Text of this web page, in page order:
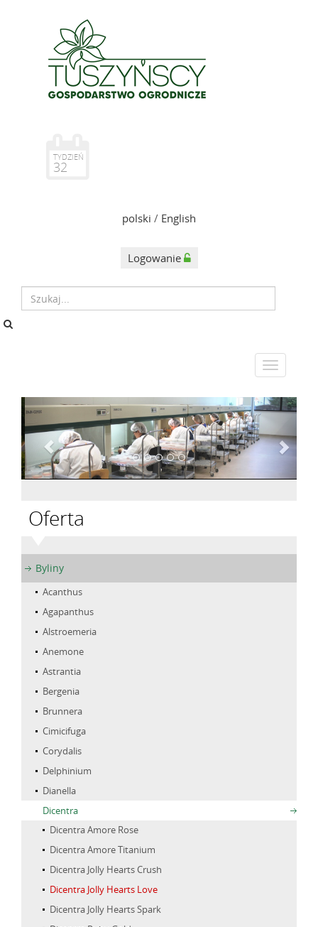
TYDZIEŃ
32
polski / English
Logowanie
Oferta
Byliny
Acanthus
Agapanthus
Alstroemeria
Anemone
Astrantia
Bergenia
Brunnera
Cimicifuga
Corydalis
Delphinium
Dianella
Dicentra
Dicentra Amore Rose
Dicentra Amore Titanium
Dicentra Jolly Hearts Crush
Dicentra Jolly Hearts Love
Dicentra Jolly Hearts Spark